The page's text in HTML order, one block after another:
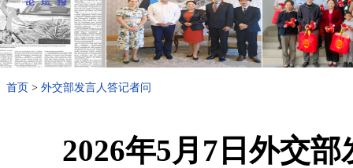
首页 > 外交部发言人答记者问
2026年5月7日外交